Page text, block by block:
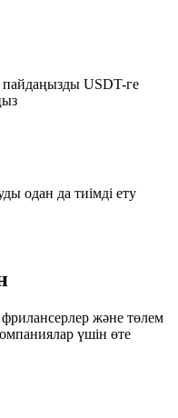
USDT-ге
одан да тиімді ету
фрилансерлер және төлем
үшін өте